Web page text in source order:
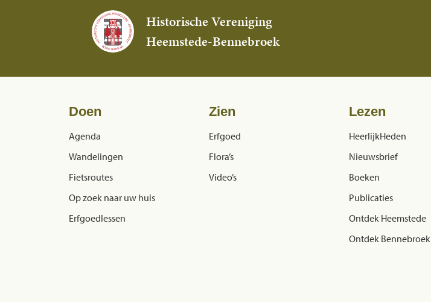
Historische Vereniging
Heemstede-Bennebroek
Doen
Agenda
Wandelingen
Fietsroutes
Op zoek naar uw huis
Erfgoedlessen
Zien
Erfgoed
Flora’s
Video’s
Lezen
HeerlijkHeden
Nieuwsbrief
Boeken
Publicaties
Ontdek Heemstede
Ontdek Bennebroek